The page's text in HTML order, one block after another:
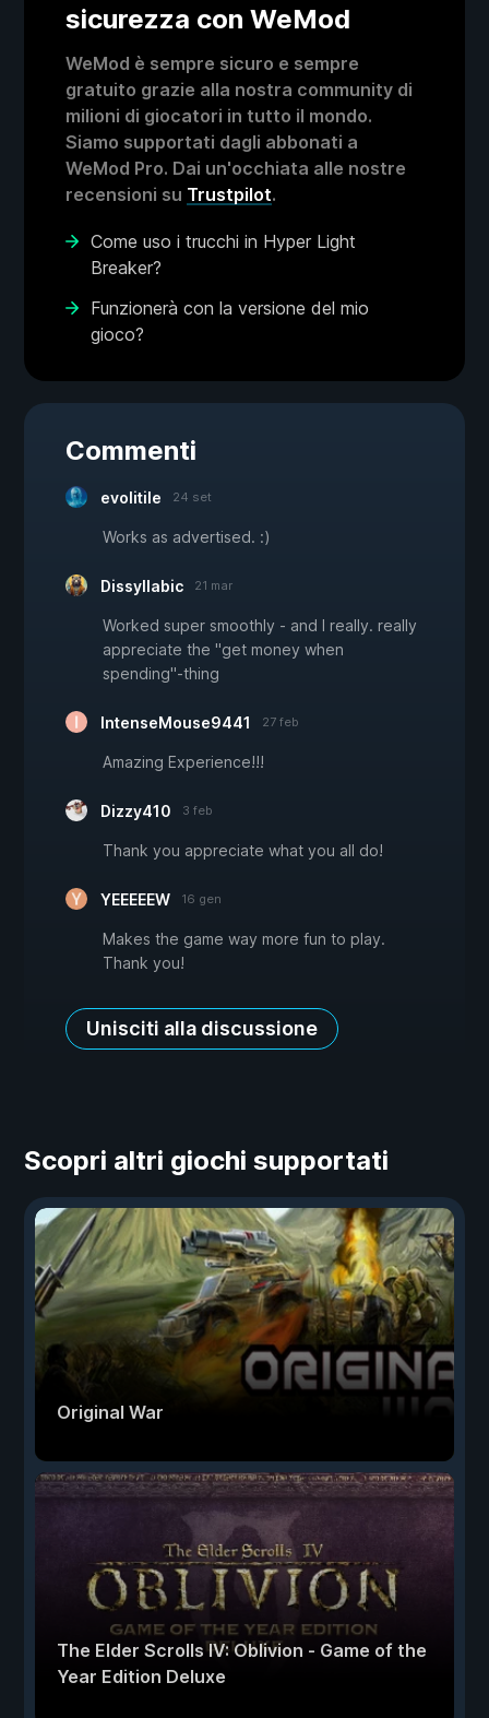
sicurezza con WeMod
WeMod è sempre sicuro e sempre
gratuito grazie alla nostra community di
milioni di giocatori in tutto il mondo.
Siamo supportati dagli abbonati a
WeMod Pro. Dai un'occhiata alle nostre
recensioni su Trustpilot.
Come uso i trucchi in Hyper Light
Breaker?
Funzionerà con la versione del mio
gioco?
Commenti
evolitile 24 set
Works as advertised. :)
Dissyllabic 21 mar
Worked super smoothly - and I really. really
appreciate the "get money when
spending"-thing
IntenseMouse9441 27 feb
Amazing Experience!!!
Dizzy410 3 feb
Thank you appreciate what you all do!
YEEEEEW 16 gen
Makes the game way more fun to play.
Thank you!
Unisciti alla discussione
Scopri altri giochi supportati
Original War
The Elder Scrolls IV: Oblivion - Game of the
Year Edition Deluxe